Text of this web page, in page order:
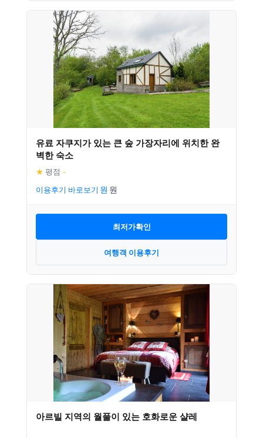
유료 자쿠지가 있는 큰 숲 가장자리에 위치한 완
벽한 숙소
★ 평점 –
이용후기 바로보기
최저가확인
여행객 이용후기
아르빌 지역의 월풀이 있는 호화로운 샬레